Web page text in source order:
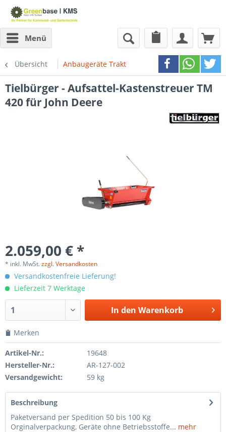
Menü
Übersicht Anbaugeräte Traktoren
Tielbürger - Aufsattel-Kastenstreuer TM
420 für John Deere
2.059,00 € *
* inkl. MwSt.zzgl. Versandkosten
Versandkostenfreie Lieferung!
Lieferzeit 7 Werktage
In den Warenkorb
Merken
Artikel-Nr.:
19648
Hersteller-Nr.:
AR-127-002
Versandgewicht:
59 kg
Beschreibung
Paketversand per Spedition 50 bis 100 Kg
Orginalverpackung, Geräte ohne Betriebsstoffe... mehr